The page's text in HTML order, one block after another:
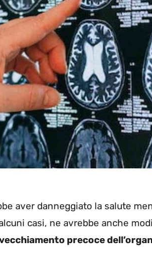
aver danneggiato la salute
casi, ne avrebbe anche
precoce